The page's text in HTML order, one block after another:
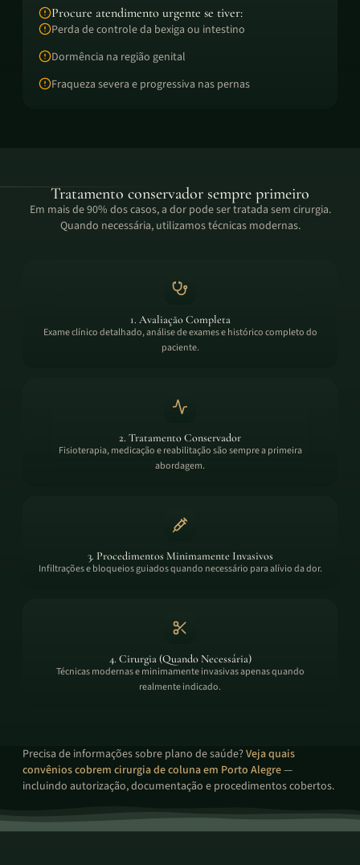
Procure atendimento urgente se tiver:
Perda de controle da bexiga ou intestino
Dormência na região genital
Fraqueza severa e progressiva nas pernas
Tratamento conservador sempre primeiro
Em mais de 90% dos casos, a dor pode ser tratada sem cirurgia.
Quando necessária, utilizamos técnicas modernas.
1. Avaliação Completa
Exame clínico detalhado, análise de exames e histórico completo do
paciente.
2. Tratamento Conservador
Fisioterapia, medicação e reabilitação são sempre a primeira
abordagem.
3. Procedimentos Minimamente Invasivos
Infiltrações e bloqueios guiados quando necessário para alívio da dor.
4. Cirurgia (Quando Necessária)
Técnicas modernas e minimamente invasivas apenas quando
realmente indicado.
Precisa de informações sobre plano de saúde?Veja quais
convênios cobrem cirurgia de coluna em Porto Alegre—
incluindo autorização, documentação e procedimentos cobertos.